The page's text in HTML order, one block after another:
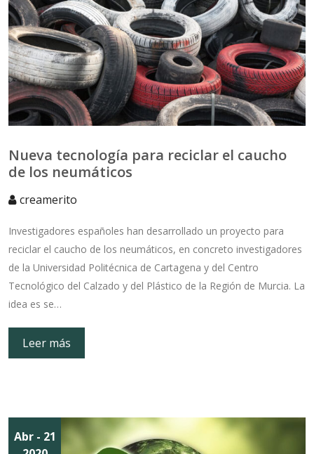
Nueva tecnología para reciclar el caucho
de los neumáticos
creamerito
Investigadores españoles han desarrollado un proyecto para
reciclar el caucho de los neumáticos, en concreto investigadores
de la Universidad Politécnica de Cartagena y del Centro
Tecnológico del Calzado y del Plástico de la Región de Murcia. La
idea es se…
Leer más
Abr - 21